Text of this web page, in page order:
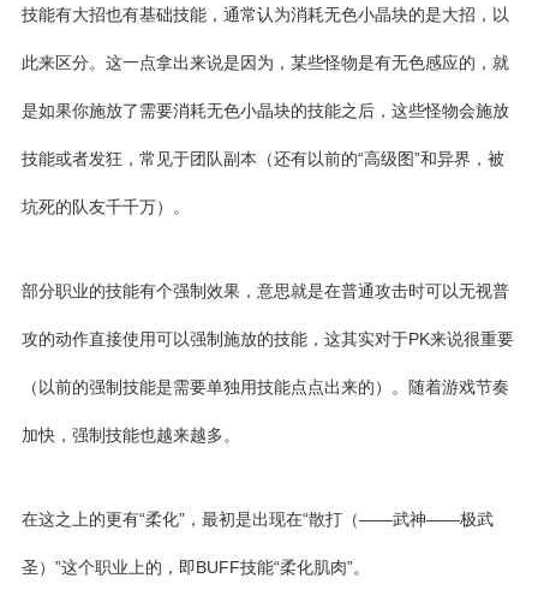
技能有大招也有基础技能，通常认为消耗无色小晶块的是大招，以
此来区分。这一点拿出来说是因为，某些怪物是有无色感应的，就
是如果你施放了需要消耗无色小晶块的技能之后，这些怪物会施放
技能或者发狂，常见于团队副本（还有以前的“高级图”和异界，被
坑死的队友千千万）。
部分职业的技能有个强制效果，意思就是在普通攻击时可以无视普
攻的动作直接使用可以强制施放的技能，这其实对于PK来说很重要
（以前的强制技能是需要单独用技能点点出来的）。随着游戏节奏
加快，强制技能也越来越多。
在这之上的更有“柔化”，最初是出现在“散打（——武神——极武
圣）”这个职业上的，即BUFF技能“柔化肌肉”。